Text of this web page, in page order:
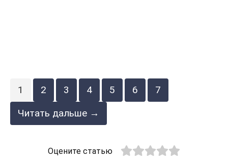
1 2 3 4 5 6
7
Читать дальше →
Оцените статью